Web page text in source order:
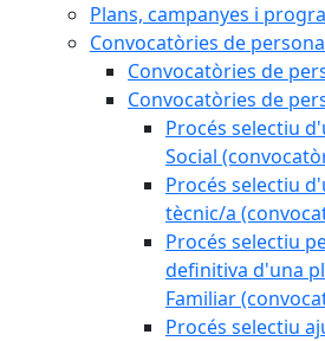
Plans, campanyes i
Convocatòries de
Convocatòries de
Convocatòries de
Procés selectiu
Social
Procés selectiu
tècnic/a
Procés selectiu
definitiva d'una
Familiar
Procés selectiu